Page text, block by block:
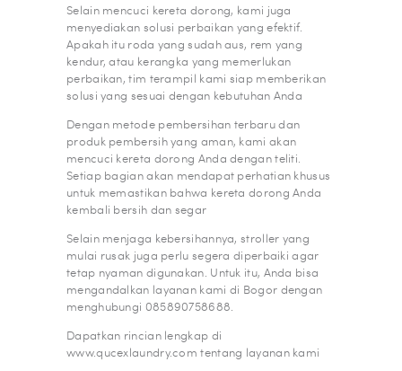
Selain mencuci kereta dorong, kami juga
menyediakan solusi perbaikan yang efektif.
Apakah itu roda yang sudah aus, rem yang
kendur, atau kerangka yang memerlukan
perbaikan, tim terampil kami siap memberikan
solusi yang sesuai dengan kebutuhan Anda
Dengan metode pembersihan terbaru dan
produk pembersih yang aman, kami akan
mencuci kereta dorong Anda dengan teliti.
Setiap bagian akan mendapat perhatian khusus
untuk memastikan bahwa kereta dorong Anda
kembali bersih dan segar
Selain menjaga kebersihannya, stroller yang
mulai rusak juga perlu segera diperbaiki agar
tetap nyaman digunakan. Untuk itu, Anda bisa
mengandalkan layanan kami di Bogor dengan
menghubungi 085890758688.
Dapatkan rincian lengkap di
www.qucexlaundry.com tentang layanan kami